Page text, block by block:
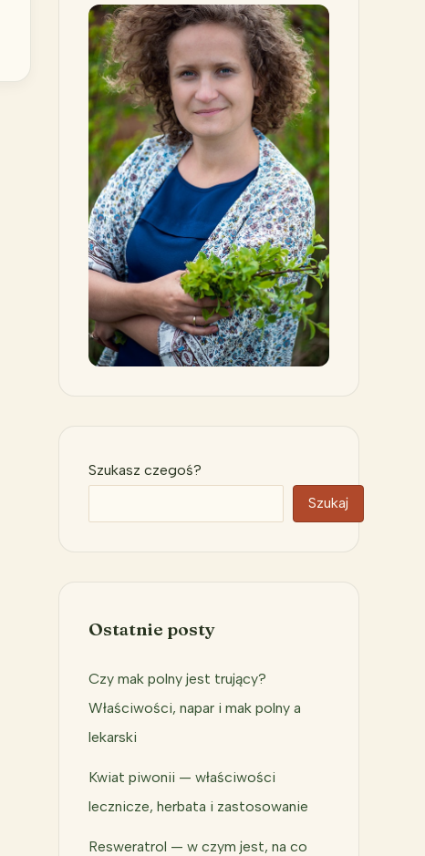
Szukasz czegoś?
Szukaj
Ostatnie posty
Czy mak polny jest trujący?
Właściwości, napar i mak polny a
lekarski
Kwiat piwonii — właściwości
lecznicze, herbata i zastosowanie
Resweratrol — w czym jest, na co